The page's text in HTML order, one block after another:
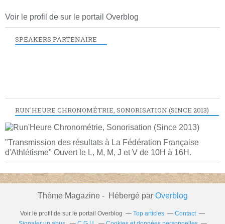
RUN'HEURE CHRONOMÉTRIE, SONORISATION (SINCE 2013)
"Transmission des résultats à La Fédération Française
d'Athlétisme" Ouvert le L, M, M, J et V de 10H à 16H.
Voir le profil de sur le portail Overblog
SPEAKERS PARTENAIRE
Thème Magazine - Hébergé par Overblog
Voir le profil de sur le portail Overblog Top articles
Contact